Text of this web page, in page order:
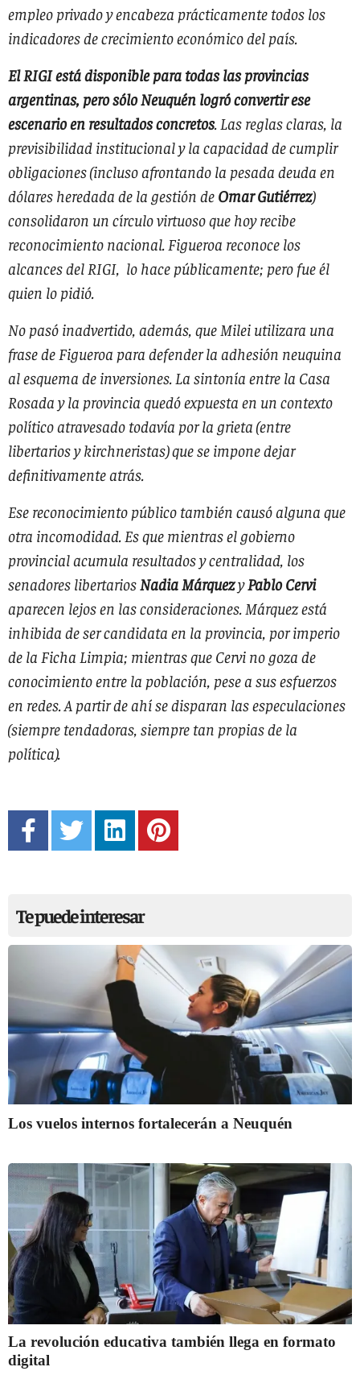
empleo privado y encabeza prácticamente todos los
indicadores de crecimiento económico del país.
El RIGI está disponible para todas las provincias
argentinas, pero sólo Neuquén logró convertir ese
escenario en resultados concretos. Las reglas claras, la
previsibilidad institucional y la capacidad de cumplir
obligaciones (incluso afrontando la pesada deuda en
dólares heredada de la gestión de Omar Gutiérrez)
consolidaron un círculo virtuoso que hoy recibe
reconocimiento nacional. Figueroa reconoce los
alcances del RIGI, lo hace públicamente; pero fue él
quien lo pidió.
No pasó inadvertido, además, que Milei utilizara una
frase de Figueroa para defender la adhesión neuquina
al esquema de inversiones. La sintonía entre la Casa
Rosada y la provincia quedó expuesta en un contexto
político atravesado todavía por la grieta (entre
libertarios y kirchneristas) que se impone dejar
definitivamente atrás.
Ese reconocimiento público también causó alguna que
otra incomodidad. Es que mientras el gobierno
provincial acumula resultados y centralidad, los
senadores libertariosNadia MárquezyPablo Cervi
aparecen lejos en las consideraciones. Márquez está
inhibida de ser candidata en la provincia, por imperio
de la Ficha Limpia; mientras que Cervi no goza de
conocimiento entre la población, pese a sus esfuerzos
en redes. A partir de ahí se disparan las especulaciones
(siempre tendadoras, siempre tan propias de la
política).
Te puede interesar
Los vuelos internos fortalecerán a Neuquén
La revolución educativa también llega en formato
digital